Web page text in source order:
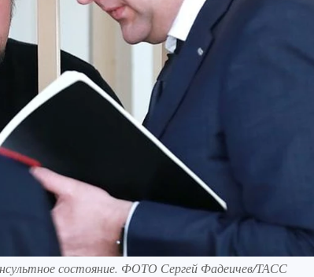
состояние. ФОТО Сергей Фадеичев/ТАСС